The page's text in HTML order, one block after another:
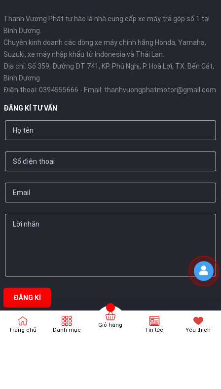
Thanh Vương Phát tự hào là nhà cung cấp xe máy trả góp số 1 tại
Bình Dương.
Chuyên kinh doanh các dòng xe máy chính hãng Honda, Yamaha,
Suzuki, xe máy nhập khẩu từ Indonesia và Thái Lan.
Địa chỉ: Số 359, Đường ĐT 741, KP. Phú Nghị, P. Hoà Lợi, TX. Bến Cát,
Bình Dương
Điện thoại: 0394555666 - Email: thanhvuongphatmotor@gmail.com
ĐĂNG KÍ TƯ VẤN
ĐĂNG KÍ
Trang chủ Danh mục
Giỏ hàng
Tin tức Yêu thích